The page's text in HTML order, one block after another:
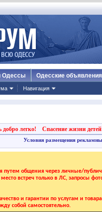
Навигация
Одессы Одесские объявления
добро легко! Спасение жизни
Условия размещения
путем общения через личные/
встреч только в ЛС, запросы
и гарантии по услугам и
собой самостоятельно.